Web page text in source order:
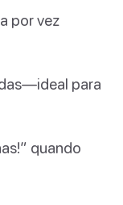
por vez
para
quando